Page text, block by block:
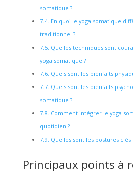
somatique ?
7.4. En quoi le yoga somatique
traditionnel ?
7.5. Quelles techniques sont
yoga somatique ?
7.6. Quels sont les bienfaits
7.7. Quels sont les bienfaits
somatique ?
7.8. Comment intégrer le yoga
quotidien ?
7.9. Quelles sont les postures clés
Principaux points à